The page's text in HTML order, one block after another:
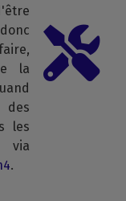
la
des
les
.